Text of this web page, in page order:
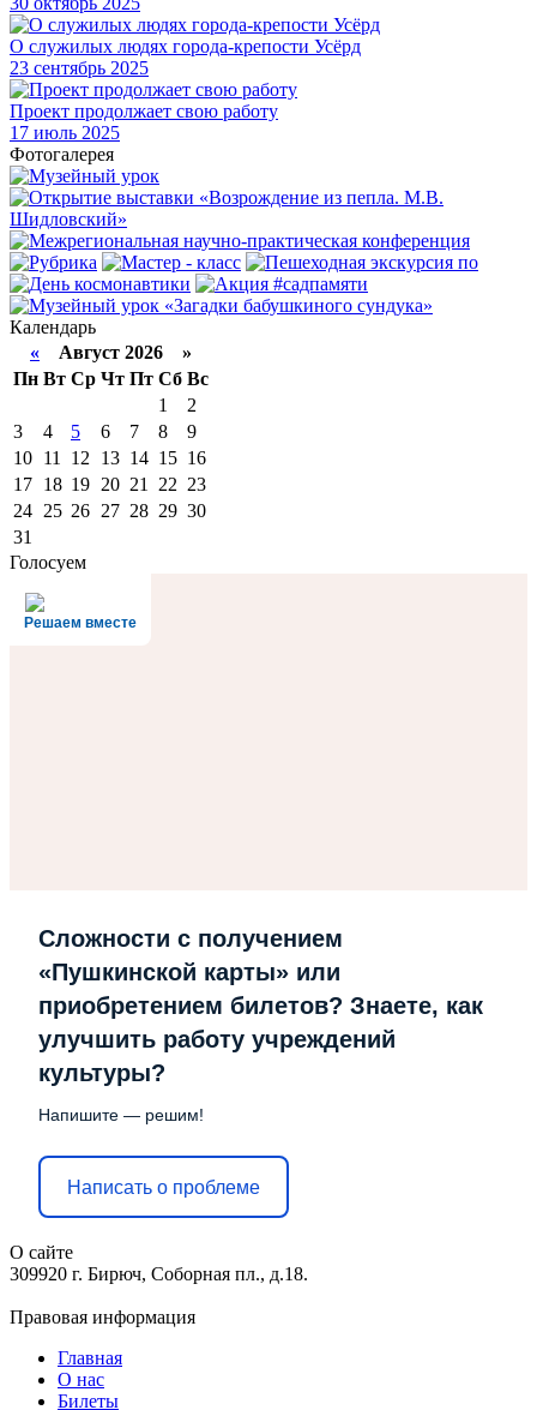
О служилых людях города-крепости Усёрд
23 сентябрь 2025
Проект продолжает свою работу
17 июль 2025
Фотогалерея
Календарь
« Август 2026 »
Пн Вт Ср Чт Пт Сб Вс
1
2
3
4 5 6 7 8
9
10 11 12 13 14 15 16
17 18 19 20 21 22 23
24 25 26 27 28 29 30
31
Голосуем
Решаем вместе
Сложности с получением
«Пушкинской карты» или
приобретением билетов? Знаете, как
улучшить работу учреждений
культуры?
Напишите — решим!
Написать о проблеме
О сайте
309920 г. Бирюч, Соборная пл., д.18.
Правовая информация
Главная
О нас
Билеты